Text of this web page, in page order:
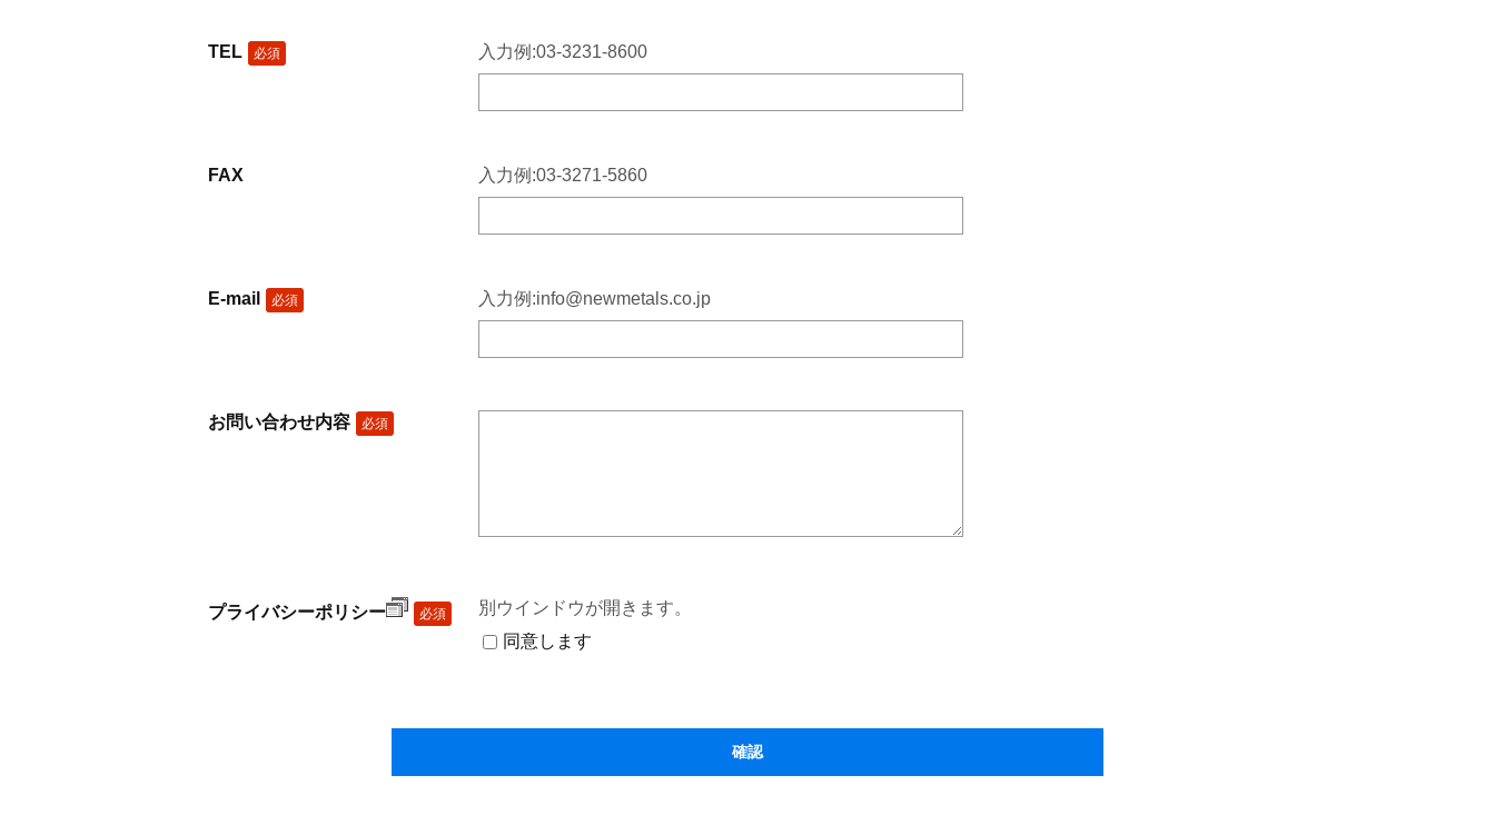
TEL 必須 入力例:03-3231-8600
FAX 入力例:03-3271-5860
E-mail 必須 入力例:info@newmetals.co.jp
お問い合わせ内容 必須
プライバシーポリシー 必須
別ウインドウが開きます。
同意します